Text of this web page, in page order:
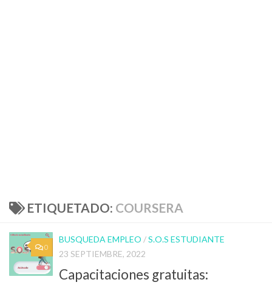
ETIQUETADO: COURSERA
0
BUSQUEDA EMPLEO /S.O.S ESTUDIANTE
23 SEPTIEMBRE, 2022
Capacitaciones gratuitas: